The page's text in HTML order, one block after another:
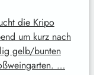
die Kripo
um kurz nach
gelb/bunten
…